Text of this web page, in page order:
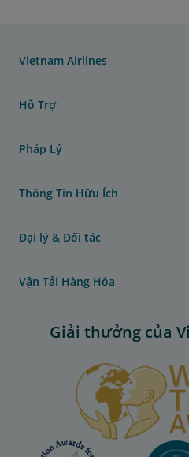
Vietnam Airlines
Hỗ Trợ
Pháp Lý
Thông Tin Hữu Ích
Đại lý & Đối tác
Vận Tải Hàng Hóa
Giải thưởng của